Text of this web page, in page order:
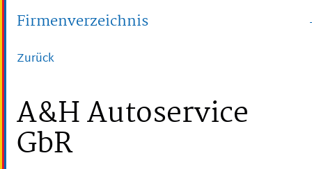
Firmenverzeichnis
Zurück
A&H Autoservice
GbR